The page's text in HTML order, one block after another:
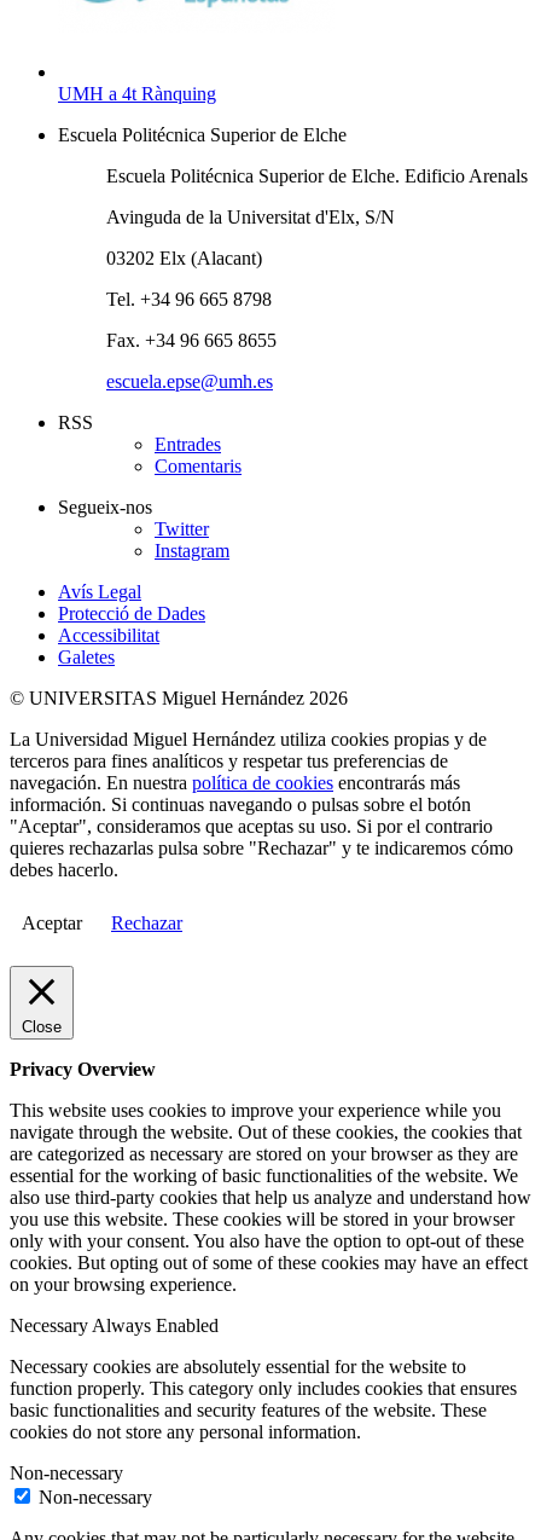
UMH a 4t Rànquing
Escuela Politécnica Superior de Elche
Escuela Politécnica Superior de Elche. Edificio Arenals
Avinguda de la Universitat d'Elx, S/N
03202 Elx (Alacant)
Tel. +34 96 665 8798
Fax. +34 96 665 8655
escuela.epse@umh.es
RSS
Entrades
Comentaris
Segueix-nos
Twitter
Instagram
Avís Legal
Protecció de Dades
Accessibilitat
Galetes
© UNIVERSITAS Miguel Hernández 2026
La Universidad Miguel Hernández utiliza cookies propias y de
terceros para fines analíticos y respetar tus preferencias de
navegación. En nuestra política de cookies encontrarás más
información. Si continuas navegando o pulsas sobre el botón
"Aceptar", consideramos que aceptas su uso. Si por el contrario
quieres rechazarlas pulsa sobre "Rechazar" y te indicaremos cómo
debes hacerlo.
Aceptar Rechazar
Close
Privacy Overview
This website uses cookies to improve your experience while you
navigate through the website. Out of these cookies, the cookies that
are categorized as necessary are stored on your browser as they are
essential for the working of basic functionalities of the website. We
also use third-party cookies that help us analyze and understand how
you use this website. These cookies will be stored in your browser
only with your consent. You also have the option to opt-out of these
cookies. But opting out of some of these cookies may have an effect
on your browsing experience.
Necessary Always Enabled
Necessary cookies are absolutely essential for the website to
function properly. This category only includes cookies that ensures
basic functionalities and security features of the website. These
cookies do not store any personal information.
Non-necessary
Non-necessary